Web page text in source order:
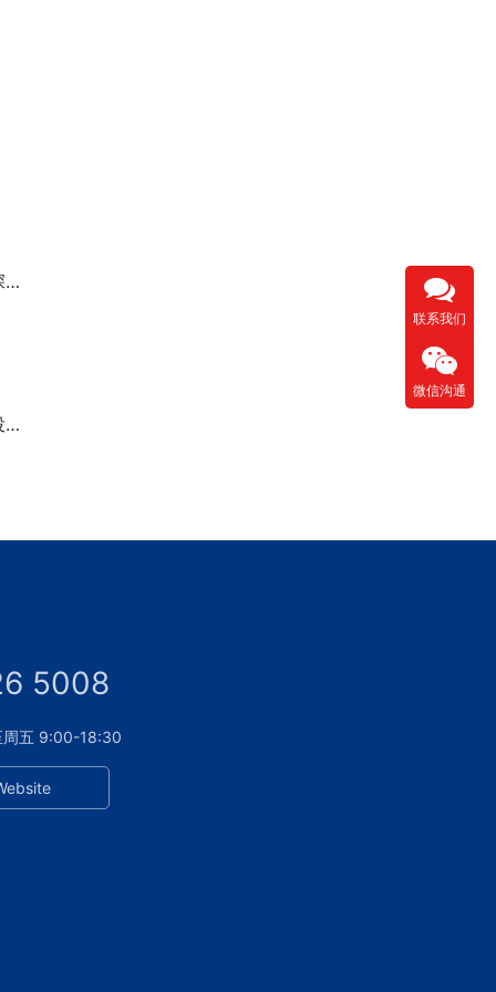
5008
周五 9:00-18:30
联系我们
微信沟通